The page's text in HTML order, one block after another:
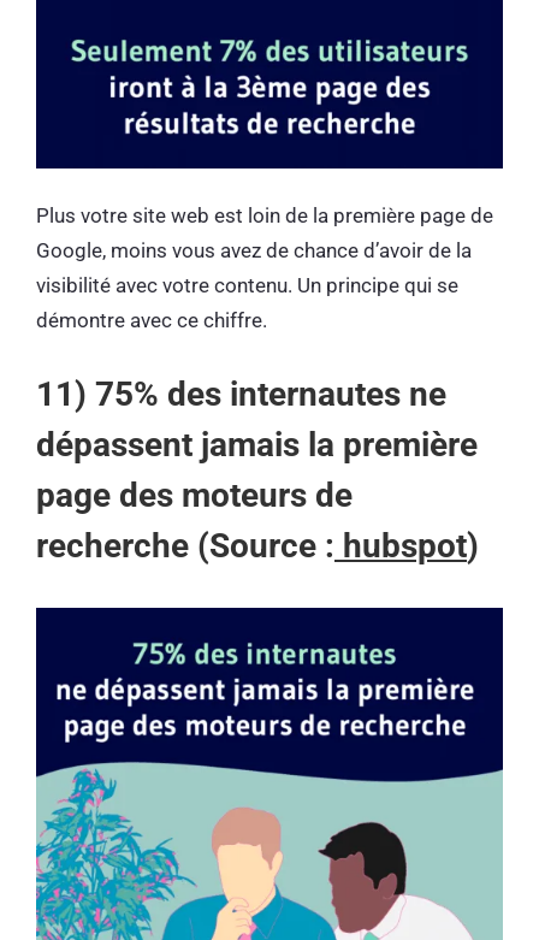
Plus votre site web est loin de la première page de
Google, moins vous avez de chance d’avoir de la
visibilité avec votre contenu. Un principe qui se
démontre avec ce chiffre.
11) 75% des internautes ne
dépassent jamais la première
page des moteurs de
recherche (Source : hubspot)